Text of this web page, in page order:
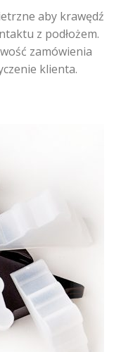
aby krawędź
z podłożem.
zamówienia
klienta.